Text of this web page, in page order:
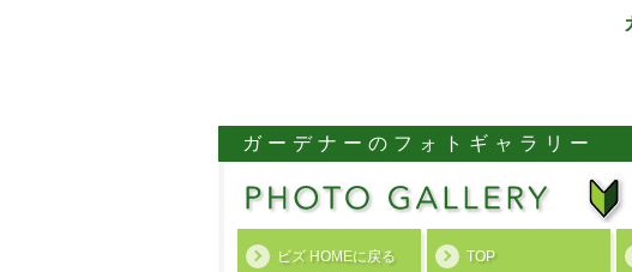
ガーデナーのフォトギャラリー
ビズ HOMEに戻る TOP